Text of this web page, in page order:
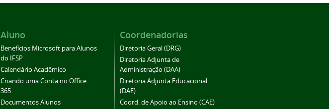
Aluno
Benefícios Microsoft para Alunos
do IFSP
Calendário Acadêmico
Criando uma Conta no Office
365
Documentos Alunos
Coordenadorias
Diretoria Geral (DRG)
Diretoria Adjunta de
Administração (DAA)
Diretoria Adjunta Educacional
(DAE)
Coord. de Apoio ao Ensino (CAE)